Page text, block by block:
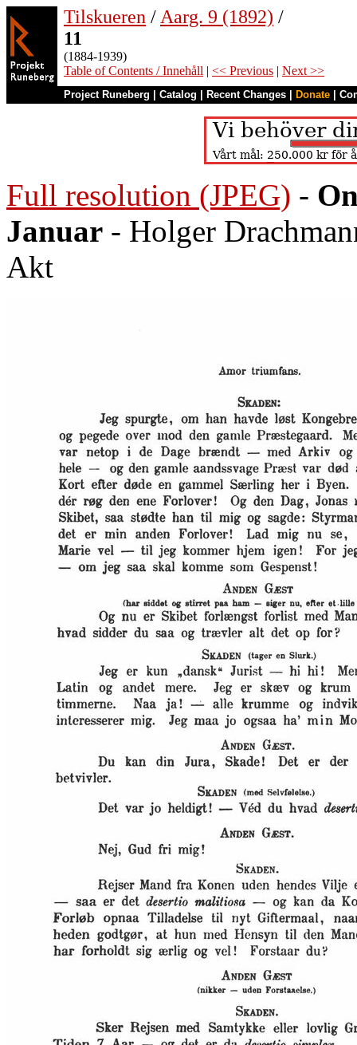
Tilskueren / Aarg. 9 (1892) /
11
(1884-1939)
Table of Contents / Innehåll | << Previous | Next >>
Project Runeberg Catalog Recent Changes Donate
Full resolution (JPEG) -
Januar - Holger
Akt